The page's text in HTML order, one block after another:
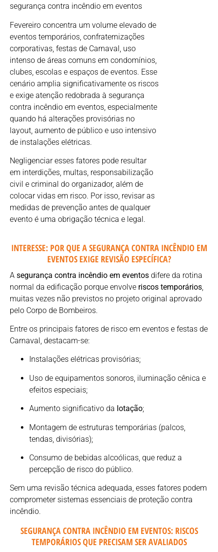
segurança contra incêndio em eventos
Fevereiro concentra um volume elevado de
eventos temporários, confraternizações
corporativas, festas de Carnaval, uso
intenso de áreas comuns em condomínios,
clubes, escolas e espaços de eventos. Esse
cenário amplia significativamente os riscos
e exige atenção redobrada à segurança
contra incêndio em eventos, especialmente
quando há alterações provisórias no
layout, aumento de público e uso intensivo
de instalações elétricas.
Negligenciar esses fatores pode resultar
em interdições, multas, responsabilização
civil e criminal do organizador, além de
colocar vidas em risco. Por isso, revisar as
medidas de prevenção antes de qualquer
evento é uma obrigação técnica e legal.
INTERESSE: POR QUE A SEGURANÇA CONTRA INCÊNDIO EM
EVENTOS EXIGE REVISÃO ESPECÍFICA?
A segurança contra incêndio em eventos difere da rotina
normal da edificação porque envolve riscos temporários
muitas vezes não previstos no projeto original aprovado
pelo Corpo de Bombeiros.
Entre os principais fatores de risco em eventos e festas de
Carnaval, destacam-se:
Instalações elétricas provisórias;
Uso de equipamentos sonoros, iluminação cênica e
efeitos especiais;
Aumento significativo da lotação;
Montagem de estruturas temporárias (palcos,
tendas, divisórias);
Consumo de bebidas alcoólicas, que reduz a
percepção de risco do público.
Sem uma revisão técnica adequada, esses fatores podem
comprometer sistemas essenciais de proteção contra
incêndio.
SEGURANÇA CONTRA INCÊNDIO EM EVENTOS: RISCOS
TEMPORÁRIOS QUE PRECISAM SER AVALIADOS